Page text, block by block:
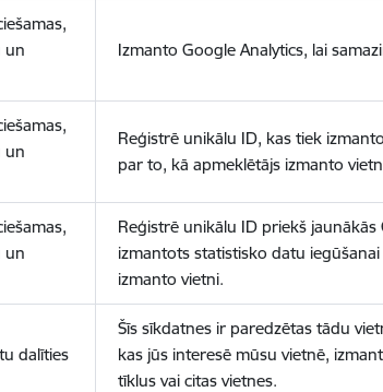
un
Izmanto Google Analytics, lai
un
Reģistrē unikālu ID, kas tiek
par to, kā apmeklētājs izmanto
un
Reģistrē unikālu ID priekš jaunākās
izmantots statistisko datu
izmanto vietni.
dalīties
Šīs sīkdatnes ir paredzētas tādu
kas jūs interesē mūsu vietnē,
tīklus vai citas vietnes.